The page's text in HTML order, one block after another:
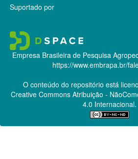
Suportado por
Empresa Brasileira de Pesquisa
https://www.embrapa.br/
O conteúdo do repositório está
Creative CommonsAtribuição -
4.0 Internacional.